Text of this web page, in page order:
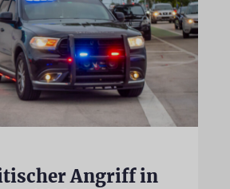
Angriff in